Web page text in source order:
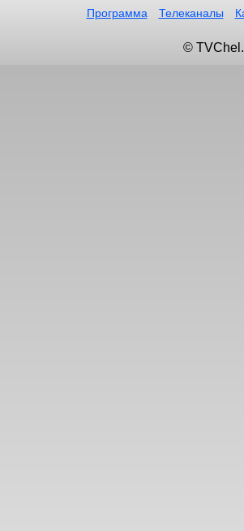
Программа Телеканалы
©